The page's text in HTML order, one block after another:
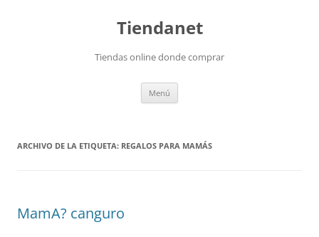
Tiendanet
Tiendas online donde comprar
Menú
ARCHIVO DE LA ETIQUETA: REGALOS PARA MAMÁS
MamA? canguro